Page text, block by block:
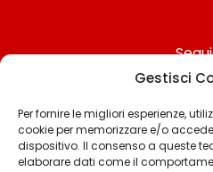
Gestisci
Per fornire le migliori esperienze,
cookie per memorizzare e/o
dispositivo. Il consenso a queste
elaborare dati come il
Chi